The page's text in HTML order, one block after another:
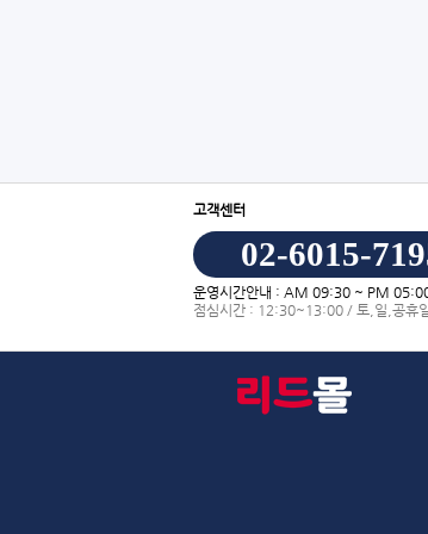
고객센터
02-6015-
운영시간안내 : AM 09:30 ~ PM
점심시간 : 12:30~13:00 / 토,일,공휴